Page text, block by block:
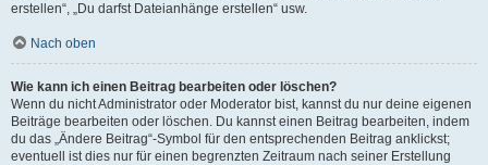
erstellen“, „Du darfst Dateianhänge erstellen“ usw.
Nach oben
Wie kann ich einen Beitrag bearbeiten oder löschen?
Wenn du nicht Administrator oder Moderator bist, kannst du nur deine eigenen
Beiträge bearbeiten oder löschen. Du kannst einen Beitrag bearbeiten, indem
du das „Ändere Beitrag“-Symbol für den entsprechenden Beitrag anklickst;
eventuell ist dies nur für einen begrenzten Zeitraum nach seiner Erstellung